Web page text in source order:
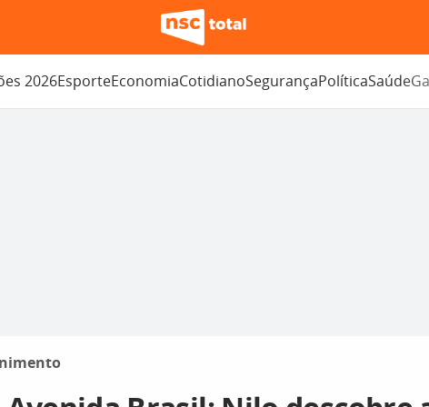
2026EsporteEconomiaCotidianoSegurançaPolíticaSaúde